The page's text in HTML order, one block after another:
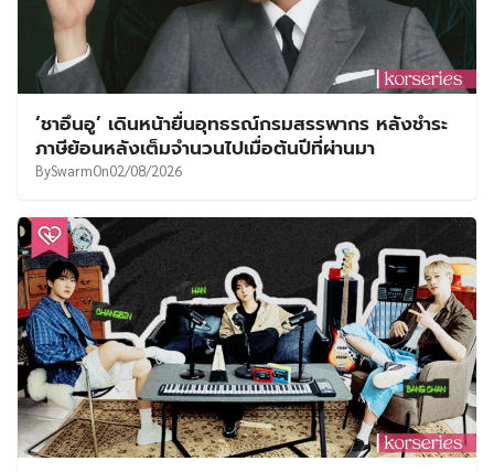
‘ชาอึนอู’ เดินหน้ายื่นอุทธรณ์กรมสรรพากร หลังชำระ
ภาษีย้อนหลังเต็มจำนวนไปเมื่อต้นปีที่ผ่านมา
BySwarmOn02/08/2026